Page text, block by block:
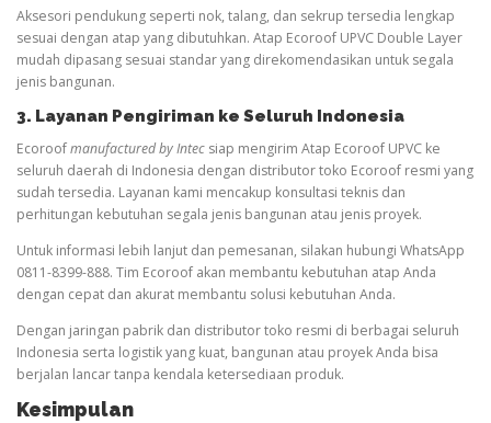
Aksesori pendukung seperti nok, talang, dan sekrup tersedia lengkap
sesuai dengan atap yang dibutuhkan. Atap Ecoroof UPVC Double Layer
mudah dipasang sesuai standar yang direkomendasikan untuk segala
jenis bangunan.
3. Layanan Pengiriman ke Seluruh Indonesia
Ecoroofmanufactured by Intec siap mengirim Atap Ecoroof UPVC ke
seluruh daerah di Indonesia dengan distributor toko Ecoroof resmi yang
sudah tersedia. Layanan kami mencakup konsultasi teknis dan
perhitungan kebutuhan segala jenis bangunan atau jenis proyek.
Untuk informasi lebih lanjut dan pemesanan, silakan hubungi WhatsApp
0811-8399-888. Tim Ecoroof akan membantu kebutuhan atap Anda
dengan cepat dan akurat membantu solusi kebutuhan Anda.
Dengan jaringan pabrik dan distributor toko resmi di berbagai seluruh
Indonesia serta logistik yang kuat, bangunan atau proyek Anda bisa
berjalan lancar tanpa kendala ketersediaan produk.
Kesimpulan